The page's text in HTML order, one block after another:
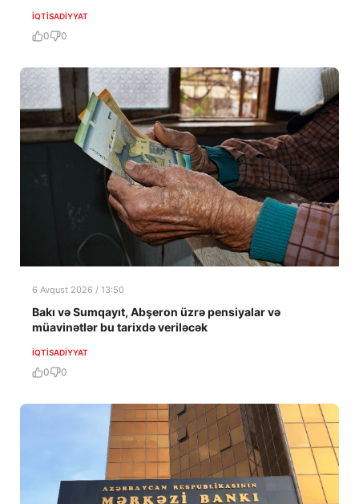
İQTISADIYYAT
0 0
6 Avqust 2026 / 13:50
Bakı və Sumqayıt, Abşeron üzrə pensiyalar və
müavinətlər bu tarixdə veriləcək
İQTISADIYYAT
0 0